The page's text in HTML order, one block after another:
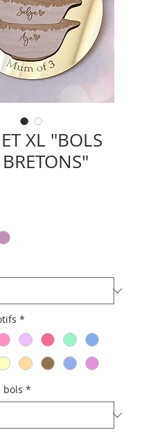
XL "BOLS
*
bols *